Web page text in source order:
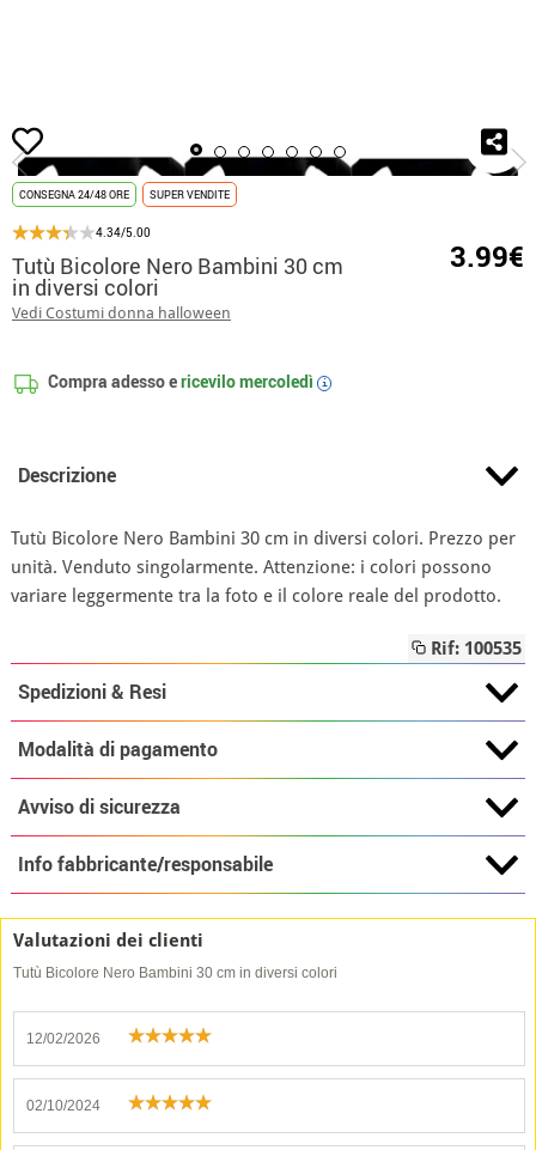
Inizio Tutù Bicolore Nero Bambini 30 cm in diversi colori
CONSEGNA 24/48 ORE SUPER VENDITE
4.34/5.00
Tutù Bicolore Nero Bambini 30 cm
in diversi colori
Vedi Costumi donna halloween
3.99€
Compra adesso ericevilomercoledì i
Descrizione
Tutù Bicolore Nero Bambini 30 cm in diversi colori. Prezzo per
unità. Venduto singolarmente. Attenzione: i colori possono
variare leggermente tra la foto e il colore reale del prodotto.
Rif: 100535
Spedizioni & Resi
Modalità di pagamento
Avviso di sicurezza
Info fabbricante/responsabile
Valutazioni dei clienti
Tutù Bicolore Nero Bambini 30 cm in diversi colori
12/02/2026
02/10/2024